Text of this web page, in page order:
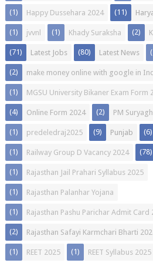
Happy Dussehara 2024
(1) (11)
jvvnl
(1) Khady Suraksha
(1) (2)
Latest Jobs
(71) Latest News
(80)
make money online with google in
(2)
MGSU University Bikaner Exam Form
(1)
Online Form 2024
(4) PM
(2)
predeledraj2025
(1) Punjab
(9) (6)
Railway Group D Vacancy 2024
(1) (78)
Rajasthan Jail Prahari Syllabus 2025
(1)
Rajasthan Palanhar Yojana
(1)
Rajasthan Pashu Parichar Admit Card
(1)
Rajasthan Safayi Karmchari Bharti
(2)
REET 2025
(1) REET Syllabus 2025
(1)